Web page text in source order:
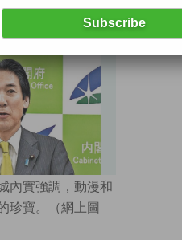
動加入」（opt-in）
內實強調，動漫和
珍寶。（網上圖